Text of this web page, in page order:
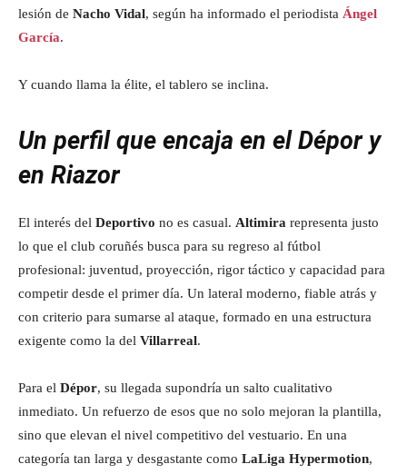
lesión de Nacho Vidal, según ha informado el periodista Ángel
García.
Y cuando llama la élite, el tablero se inclina.
Un perfil que encaja en el Dépor y
en Riazor
El interés del Deportivo no es casual. Altimira representa justo
lo que el club coruñés busca para su regreso al fútbol
profesional: juventud, proyección, rigor táctico y capacidad para
competir desde el primer día. Un lateral moderno, fiable atrás y
con criterio para sumarse al ataque, formado en una estructura
exigente como la del Villarreal.
Para el Dépor, su llegada supondría un salto cualitativo
inmediato. Un refuerzo de esos que no solo mejoran la plantilla,
sino que elevan el nivel competitivo del vestuario. En una
categoría tan larga y desgastante como LaLiga Hypermotion,